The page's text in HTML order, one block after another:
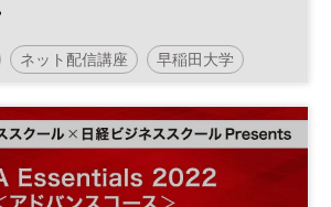
ネット配信講座 早稲田大学
ススクール 日経ビジネススクール